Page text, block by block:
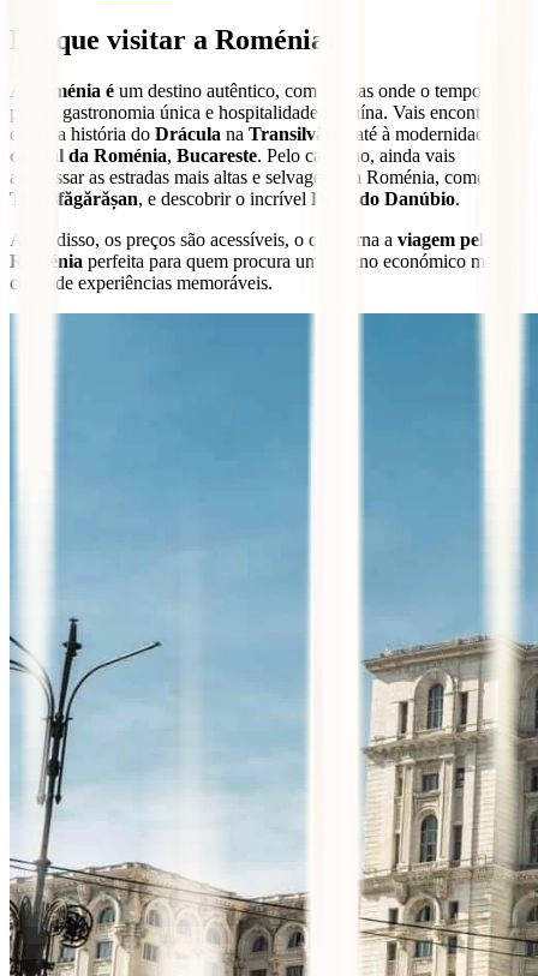
Porque visitar a Roménia?
A Roménia é um destino autêntico, com aldeias onde o tempo
parou, gastronomia única e hospitalidade genuína. Vais encontrar
desde a história do Drácula na Transilvânia
até à modernidade da
capital da Roménia, Bucareste. Pelo caminho, ainda vais
atravessar as estradas mais altas e selvagens da Roménia, como a
Transfăgărășan, e descobrir o incrível Delta do Danúbio.
Além disso, os preços são acessíveis, o que torna a viagem pela
Roménia perfeita para quem procura um destino económico mas
cheio de experiências memoráveis.